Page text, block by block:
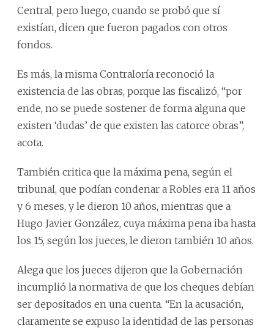
Central, pero luego, cuando se probó que sí
existían, dicen que fueron pagados con otros
fondos.
Es más, la misma Contraloría reconoció la
existencia de las obras, porque las fiscalizó, “por
ende, no se puede sostener de forma alguna que
existen ‘dudas’ de que existen las catorce obras”,
acota.
También critica que la máxima pena, según el
tribunal, que podían condenar a Robles era 11 años
y 6 meses, y le dieron 10 años, mientras que a
Hugo Javier González, cuya máxima pena iba hasta
los 15, según los jueces, le dieron también 10 años.
Alega que los jueces dijeron que la Gobernación
incumplió la normativa de que los cheques debían
ser depositados en una cuenta. “En la acusación,
claramente se expuso la identidad de las personas